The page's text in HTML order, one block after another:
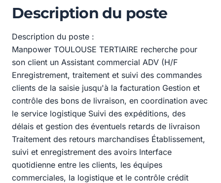
Description du poste
Description du poste :
Manpower TOULOUSE TERTIAIRE recherche pour
son client un Assistant commercial ADV (H/F
Enregistrement, traitement et suivi des commandes
clients de la saisie jusqu'à la facturation Gestion et
contrôle des bons de livraison, en coordination avec
le service logistique Suivi des expéditions, des
délais et gestion des éventuels retards de livraison
Traitement des retours marchandises Établissement,
suivi et enregistrement des avoirs Interface
quotidienne entre les clients, les équipes
commerciales, la logistique et le contrôle crédit